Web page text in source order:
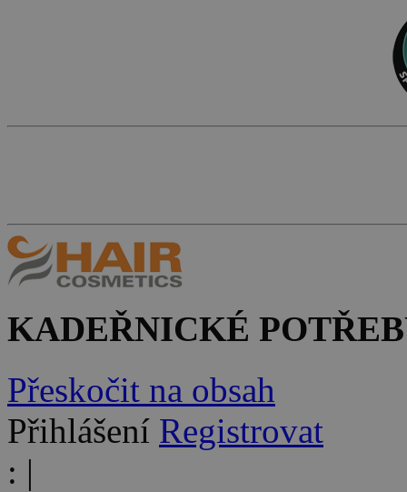
KADEŘNICKÉ
Přeskočit na obsah
Přihlášení Registrovat
: |